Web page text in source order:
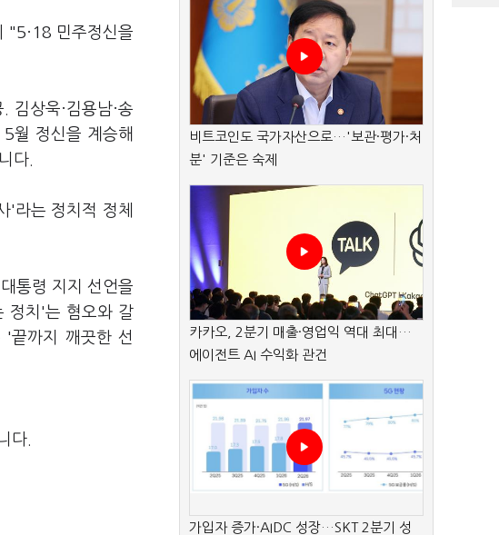
"5·18 민주정신을
김상욱·김용남·송
월 정신을 계승해
다.
'라는 정치적 정체
통령 지지 선언을
정치'는 혐오와 갈
'끝까지 깨끗한 선
다.
비트코인도 국가자산으로…'보관·평가·처
분' 기준은 숙제
카카오, 2분기 매출·영업익 역대 최대…
에이전트 AI 수익화 관건
가입자 증가·AIDC 성장…SKT 2분기 성